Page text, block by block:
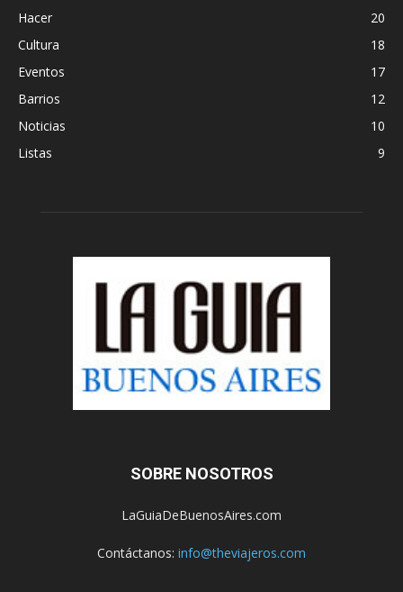
Hacer
20
Cultura
18
Eventos
17
Barrios
12
Noticias
10
Listas
9
SOBRE NOSOTROS
LaGuiaDeBuenosAires.com
Contáctanos: info@theviajeros.com